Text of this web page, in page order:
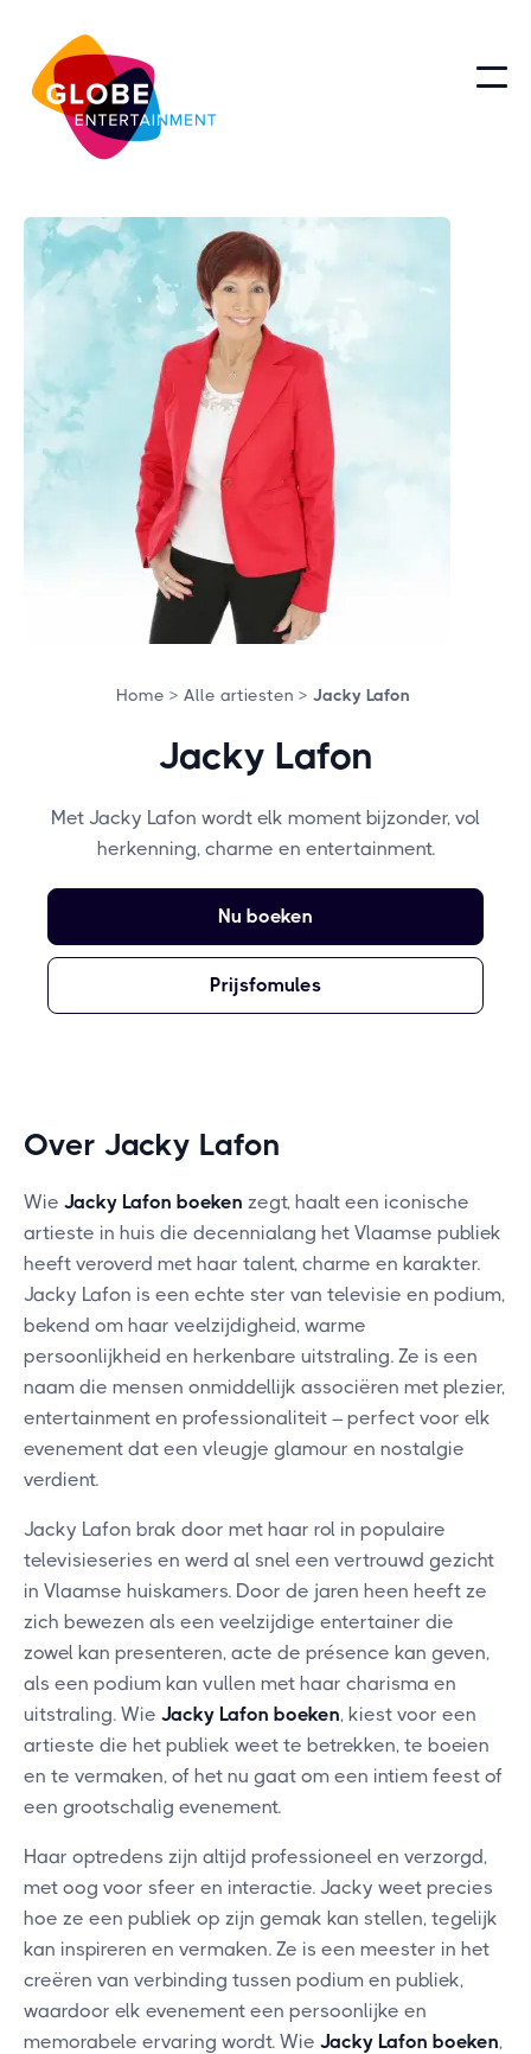
Home > Alle artiesten > Jacky Lafon
Jacky Lafon
Met Jacky Lafon wordt elk moment bijzonder, vol
herkenning, charme en entertainment.
Nu boeken
Prijsfomules
Over Jacky Lafon
Wie Jacky Lafon boeken zegt, haalt een iconische
artieste in huis die decennialang het Vlaamse publiek
heeft veroverd met haar talent, charme en karakter.
Jacky Lafon is een echte ster van televisie en podium,
bekend om haar veelzijdigheid, warme
persoonlijkheid en herkenbare uitstraling. Ze is een
naam die mensen onmiddellijk associëren met plezier,
entertainment en professionaliteit – perfect voor elk
evenement dat een vleugje glamour en nostalgie
verdient.
Jacky Lafon brak door met haar rol in populaire
televisieseries en werd al snel een vertrouwd gezicht
in Vlaamse huiskamers. Door de jaren heen heeft ze
zich bewezen als een veelzijdige entertainer die
zowel kan presenteren, acte de présence kan geven,
als een podium kan vullen met haar charisma en
uitstraling. Wie Jacky Lafon boeken, kiest voor een
artieste die het publiek weet te betrekken, te boeien
en te vermaken, of het nu gaat om een intiem feest of
een grootschalig evenement.
Haar optredens zijn altijd professioneel en verzorgd,
met oog voor sfeer en interactie. Jacky weet precies
hoe ze een publiek op zijn gemak kan stellen, tegelijk
kan inspireren en vermaken. Ze is een meester in het
creëren van verbinding tussen podium en publiek,
waardoor elk evenement een persoonlijke en
memorabele ervaring wordt. Wie Jacky Lafon boeken,